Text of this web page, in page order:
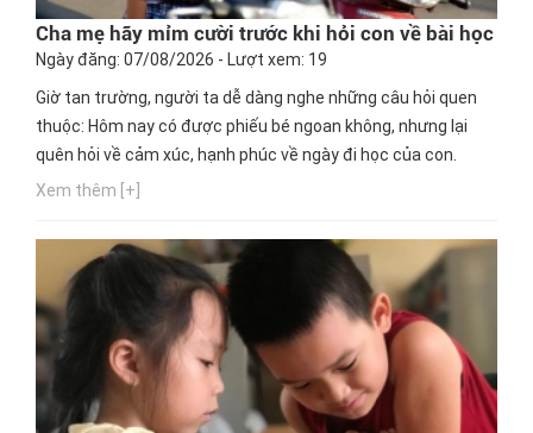
Cha mẹ hãy mỉm cười trước khi hỏi con về bài học
Ngày đăng: 07/08/2026 - Lượt xem: 19
Giờ tan trường, người ta dễ dàng nghe những câu hỏi quen
thuộc: Hôm nay có được phiếu bé ngoan không, nhưng lại
quên hỏi về cảm xúc, hạnh phúc về ngày đi học của con.
Xem thêm [+]